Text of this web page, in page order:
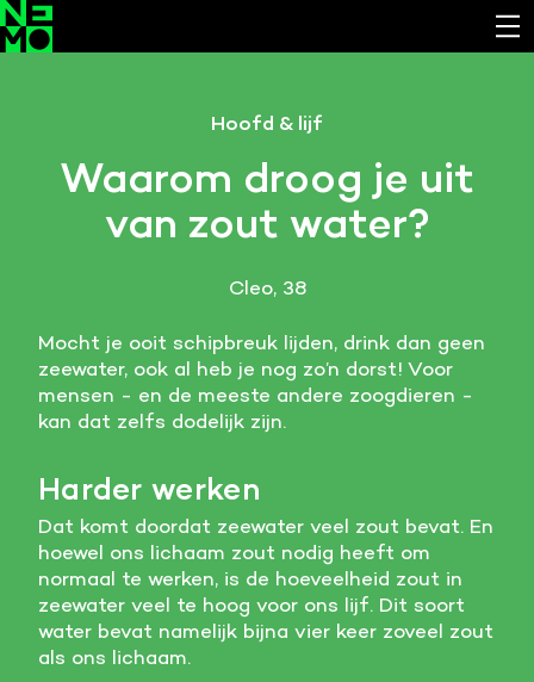
Hoofd & lijf
Waarom droog je uit
van zout water?
Cleo, 38
Mocht je ooit schipbreuk lijden, drink dan geen
zeewater, ook al heb je nog zo’n dorst! Voor
mensen - en de meeste andere zoogdieren -
kan dat zelfs dodelijk zijn.
Harder werken
Dat komt doordat zeewater veel zout bevat. En
hoewel ons lichaam zout nodig heeft om
normaal te werken, is de hoeveelheid zout in
zeewater veel te hoog voor ons lijf. Dit soort
water bevat namelijk bijna vier keer zoveel zout
als ons lichaam.
Noodzakelijk om de website laten werken.
Cookies van derde partijen
Noodzakelijk om content van externe bronnen te
Analystische cookies
verbeteren.
Marketing cookies
Verzamelt informatie over de klantreis.
Deze website maakt gebruik van cookies. Pas hier
je voorkeuren aan.
Meer informatie
Alle cookies accepteren